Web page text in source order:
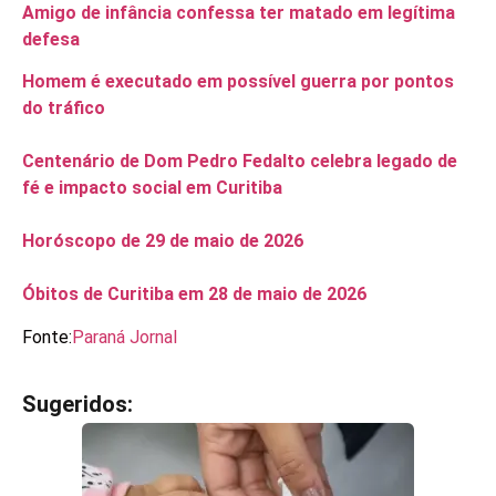
Amigo de infância confessa ter matado em legítima
defesa
Homem é executado em possível guerra por pontos
do tráfico
Centenário de Dom Pedro Fedalto celebra legado de
fé e impacto social em Curitiba
Horóscopo de 29 de maio de 2026
Óbitos de Curitiba em 28 de maio de 2026
Fonte:Paraná Jornal
Sugeridos: